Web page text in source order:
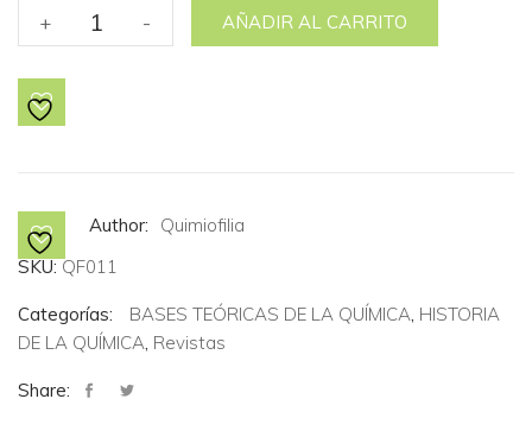
+
No.
11
- AÑADIR AL CARRITO
Author:
Quimiofilia
SKU:QF011
Categorías: BASES TEÓRICAS DE LA QUÍMICA, HISTORIA
DE LA QUÍMICA, Revistas
Share: